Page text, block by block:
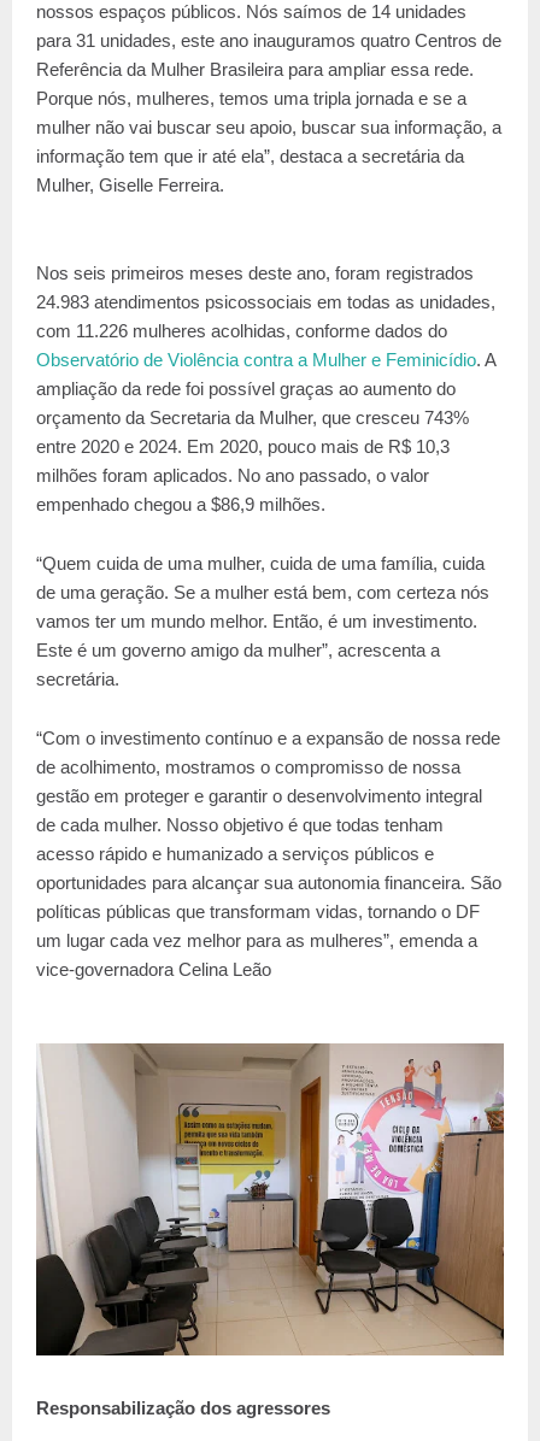
nossos espaços públicos. Nós saímos de 14 unidades
para 31 unidades, este ano inauguramos quatro Centros de
Referência da Mulher Brasileira para ampliar essa rede.
Porque nós, mulheres, temos uma tripla jornada e se a
mulher não vai buscar seu apoio, buscar sua informação, a
informação tem que ir até ela”, destaca a secretária da
Mulher, Giselle Ferreira.
Nos seis primeiros meses deste ano, foram registrados
24.983 atendimentos psicossociais em todas as unidades,
com 11.226 mulheres acolhidas, conforme dados do
Observatório de Violência contra a Mulher e Feminicídio. A
ampliação da rede foi possível graças ao aumento do
orçamento da Secretaria da Mulher, que cresceu 743%
entre 2020 e 2024. Em 2020, pouco mais de R$ 10,3
milhões foram aplicados. No ano passado, o valor
empenhado chegou a $86,9 milhões.
“Quem cuida de uma mulher, cuida de uma família, cuida
de uma geração. Se a mulher está bem, com certeza nós
vamos ter um mundo melhor. Então, é um investimento.
Este é um governo amigo da mulher”, acrescenta a
secretária.
“Com o investimento contínuo e a expansão de nossa rede
de acolhimento, mostramos o compromisso de nossa
gestão em proteger e garantir o desenvolvimento integral
de cada mulher. Nosso objetivo é que todas tenham
acesso rápido e humanizado a serviços públicos e
oportunidades para alcançar sua autonomia financeira. São
políticas públicas que transformam vidas, tornando o DF
um lugar cada vez melhor para as mulheres”, emenda a
vice-governadora Celina Leão
Responsabilização dos agressores